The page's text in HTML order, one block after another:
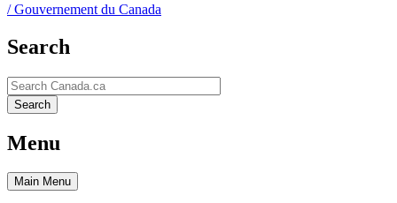
/Gouvernement du Canada
Search
Search
Search
Menu
Main Menu